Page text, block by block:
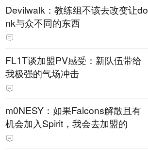
Devilwalk：教练组不该去改变让do
nk与众不同的东西
FL1T谈加盟PV感受：新队伍带给
我极强的气场冲击
m0NESY：如果Falcons解散且有
机会加入Spirit，我会去加盟的